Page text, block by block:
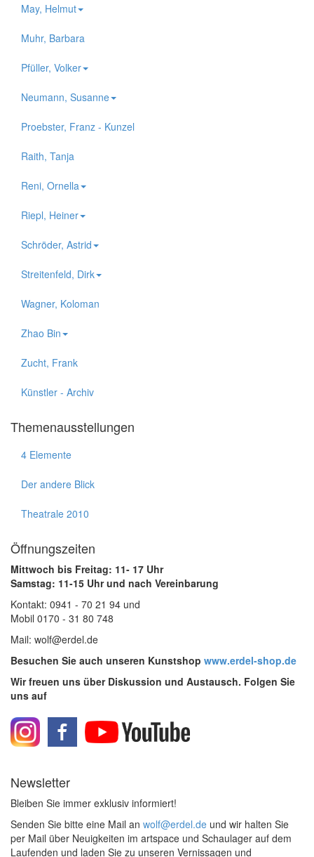
May, Helmut
Muhr, Barbara
Pfüller, Volker
Neumann, Susanne
Proebster, Franz - Kunzel
Raith, Tanja
Reni, Ornella
Riepl, Heiner
Schröder, Astrid
Streitenfeld, Dirk
Wagner, Koloman
Zhao Bin
Zucht, Frank
Künstler - Archiv
Themenausstellungen
4 Elemente
Der andere Blick
Theatrale 2010
Öffnungszeiten
Mittwoch bis Freitag: 11- 17 Uhr
Samstag: 11-15 Uhr und nach Vereinbarung
Kontakt: 0941 - 70 21 94 und
Mobil 0170 - 31 80 748
Mail: wolf@erdel.de
Besuchen Sie auch unseren Kunstshop www.erdel-shop.de
Wir freuen uns über Diskussion und Austausch. Folgen Sie
uns auf
Newsletter
Bleiben Sie immer exklusiv informiert!
Senden Sie bitte eine Mail an wolf@erdel.de und wir halten Sie
per Mail über Neuigkeiten im artspace und Schaulager auf dem
Laufenden und laden Sie zu unseren Vernissagen und